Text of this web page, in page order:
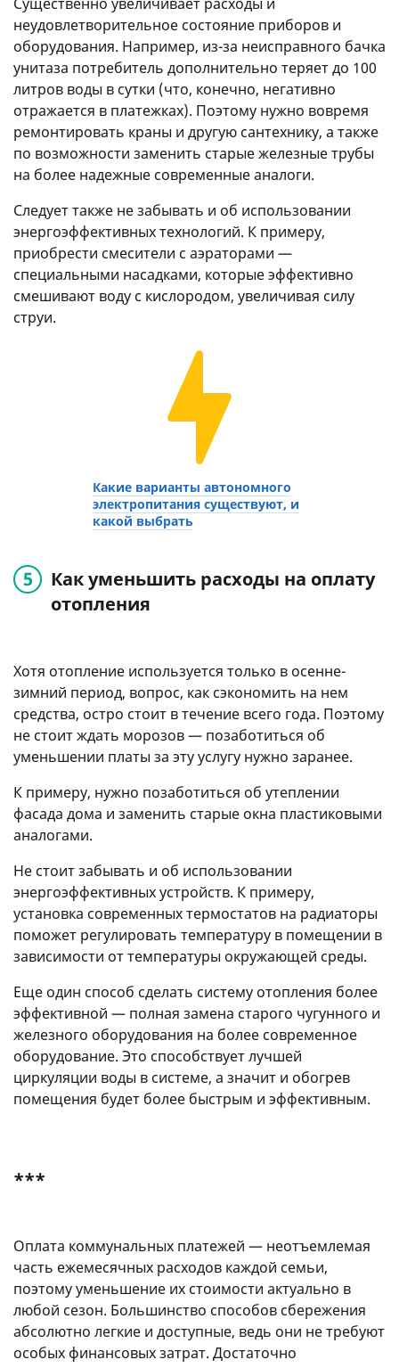
неудовлетворительное состояние приборов и
оборудования. Например, из-за неисправного бачка
унитаза потребитель дополнительно теряет до 100
литров воды в сутки (что, конечно, негативно
отражается в платежках). Поэтому нужно вовремя
ремонтировать краны и другую сантехнику, а также
по возможности заменить старые железные трубы
на более надежные современные аналоги.
Следует также не забывать и об использовании
энергоэффективных технологий. К примеру,
приобрести смесители с аэраторами —
специальными насадками, которые эффективно
смешивают воду с кислородом, увеличивая силу
струи.
Какие варианты автономного
электропитания существуют, и
какой выбрать
Как уменьшить расходы на оплату
отопления
Хотя отопление используется только в осенне-
зимний период, вопрос, как сэкономить на нем
средства, остро стоит в течение всего года. Поэтому
не стоит ждать морозов — позаботиться об
уменьшении платы за эту услугу нужно заранее.
К примеру, нужно позаботиться об утеплении
фасада дома и заменить старые окна пластиковыми
аналогами.
Не стоит забывать и об использовании
энергоэффективных устройств. К примеру,
установка современных термостатов на радиаторы
поможет регулировать температуру в помещении в
зависимости от температуры окружающей среды.
Еще один способ сделать систему отопления более
эффективной — полная замена старого чугунного и
железного оборудования на более современное
оборудование. Это способствует лучшей
циркуляции воды в системе, а значит и обогрев
помещения будет более быстрым и эффективным.
***
Оплата коммунальных платежей — неотъемлемая
часть ежемесячных расходов каждой семьи,
поэтому уменьшение их стоимости актуально в
любой сезон. Большинство способов сбережения
абсолютно легкие и доступные, ведь они не требуют
особых финансовых затрат. Достаточно